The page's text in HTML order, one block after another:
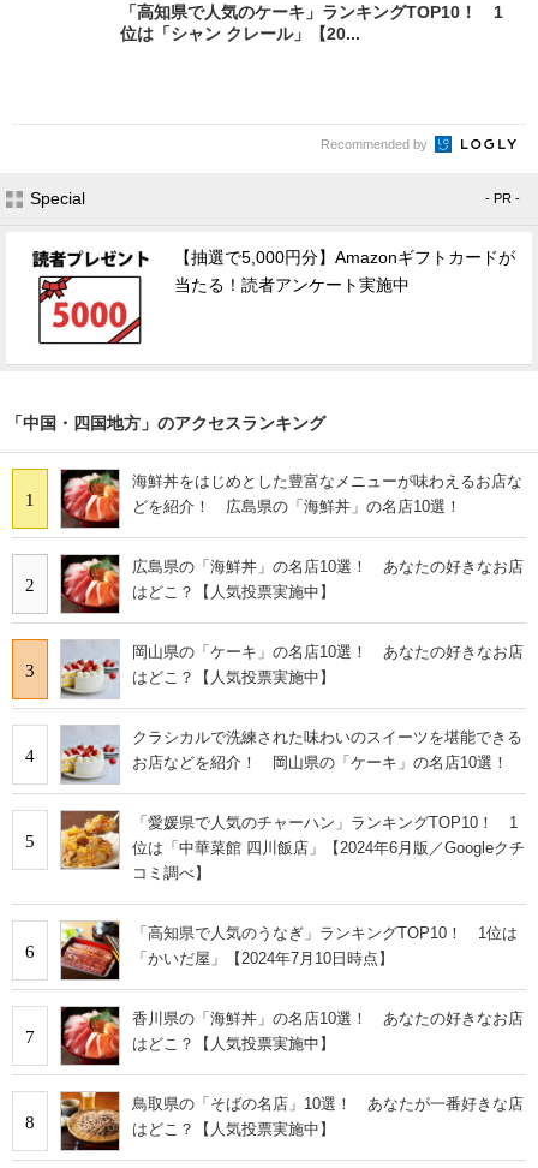
「高知県で人気のケーキ」ランキングTOP10！ 1
位は「シャン クレール」【20...
Recommended by
Special - PR -
【抽選で5,000円分】Amazonギフトカードが
当たる！読者アンケート実施中
「中国・四国地方」のアクセスランキング
1
海鮮丼をはじめとした豊富なメニューが味わえるお店な
どを紹介！ 広島県の「海鮮丼」の名店10選！
2
広島県の「海鮮丼」の名店10選！ あなたの好きなお店
はどこ？【人気投票実施中】
3
岡山県の「ケーキ」の名店10選！ あなたの好きなお店
はどこ？【人気投票実施中】
4
クラシカルで洗練された味わいのスイーツを堪能できる
お店などを紹介！ 岡山県の「ケーキ」の名店10選！
5
「愛媛県で人気のチャーハン」ランキングTOP10！ 1
位は「中華菜館 四川飯店」【2024年6月版／Googleクチ
コミ調べ】
6
「高知県で人気のうなぎ」ランキングTOP10！ 1位は
「かいだ屋」【2024年7月10日時点】
7
香川県の「海鮮丼」の名店10選！ あなたの好きなお店
はどこ？【人気投票実施中】
8
鳥取県の「そばの名店」10選！ あなたが一番好きな店
はどこ？【人気投票実施中】